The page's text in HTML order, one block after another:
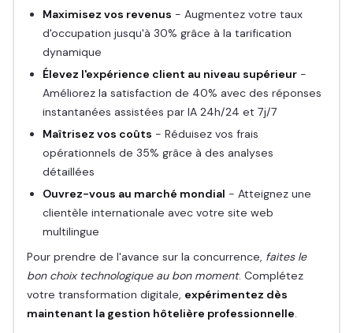
Maximisez vos revenus - Augmentez votre taux
d'occupation jusqu'à 30% grâce à la tarification
dynamique
Élevez l'expérience client au niveau supérieur-
Améliorez la satisfaction de 40% avec des réponses
instantanées assistées par IA 24h/24 et 7j/7
Maîtrisez vos coûts - Réduisez vos frais
opérationnels de 35% grâce à des analyses
détaillées
Ouvrez-vous au marché mondial - Atteignez une
clientèle internationale avec votre site web
multilingue
Pour prendre de l'avance sur la concurrence, faites le
bon choix technologique au bon moment. Complétez
votre transformation digitale, expérimentez dès
maintenant la gestion hôtelière professionnelle